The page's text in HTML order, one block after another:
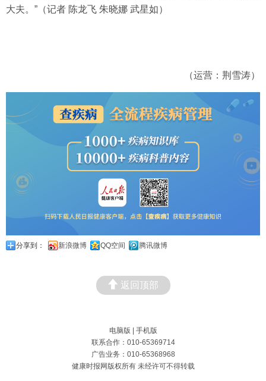
大夫。”（记者 陈龙飞 朱晓娜 武星如）
（运营：荆雪涛）
分享到： 新浪微博 QQ空间 腾讯微博
返回顶部
电脑版
手机版
联系合作：010-65369714
广告业务：010-65368968
健康时报网版权所有 未经许可不得转载